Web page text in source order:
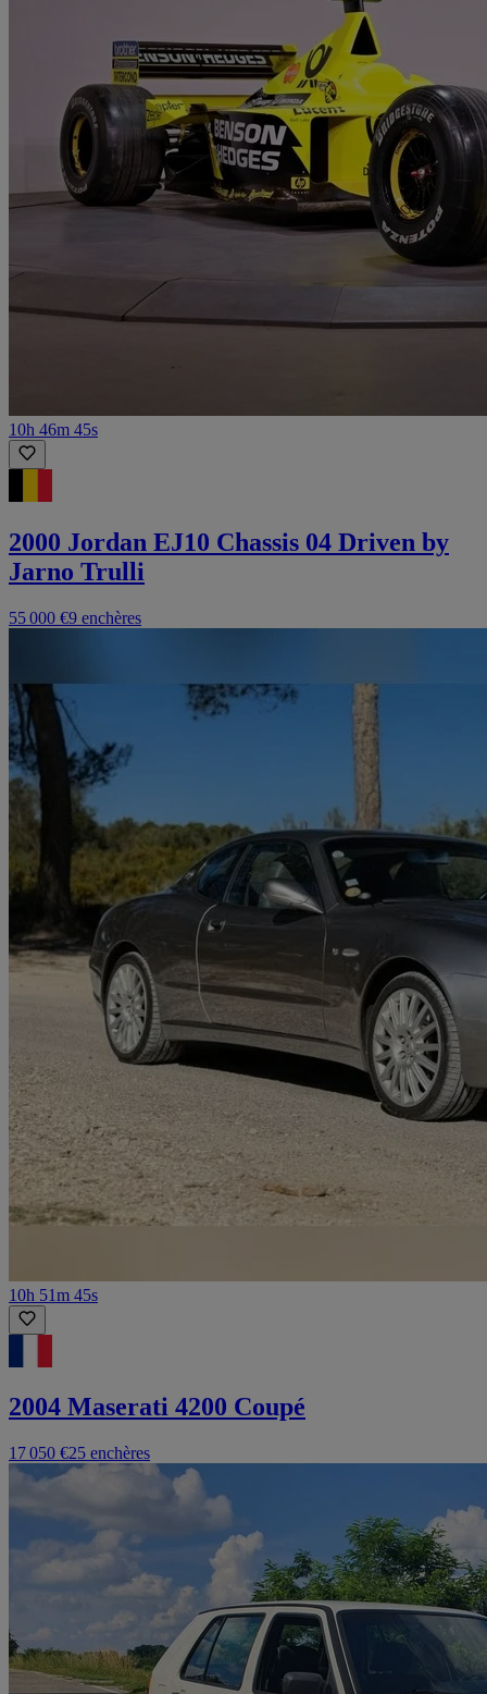
10h 46m 45s
2000 Jordan EJ10 Chassis 04 Driven by
Jarno Trulli
55 000 €9 enchères
10h 51m 45s
2004 Maserati 4200 Coupé
17 050 €25 enchères